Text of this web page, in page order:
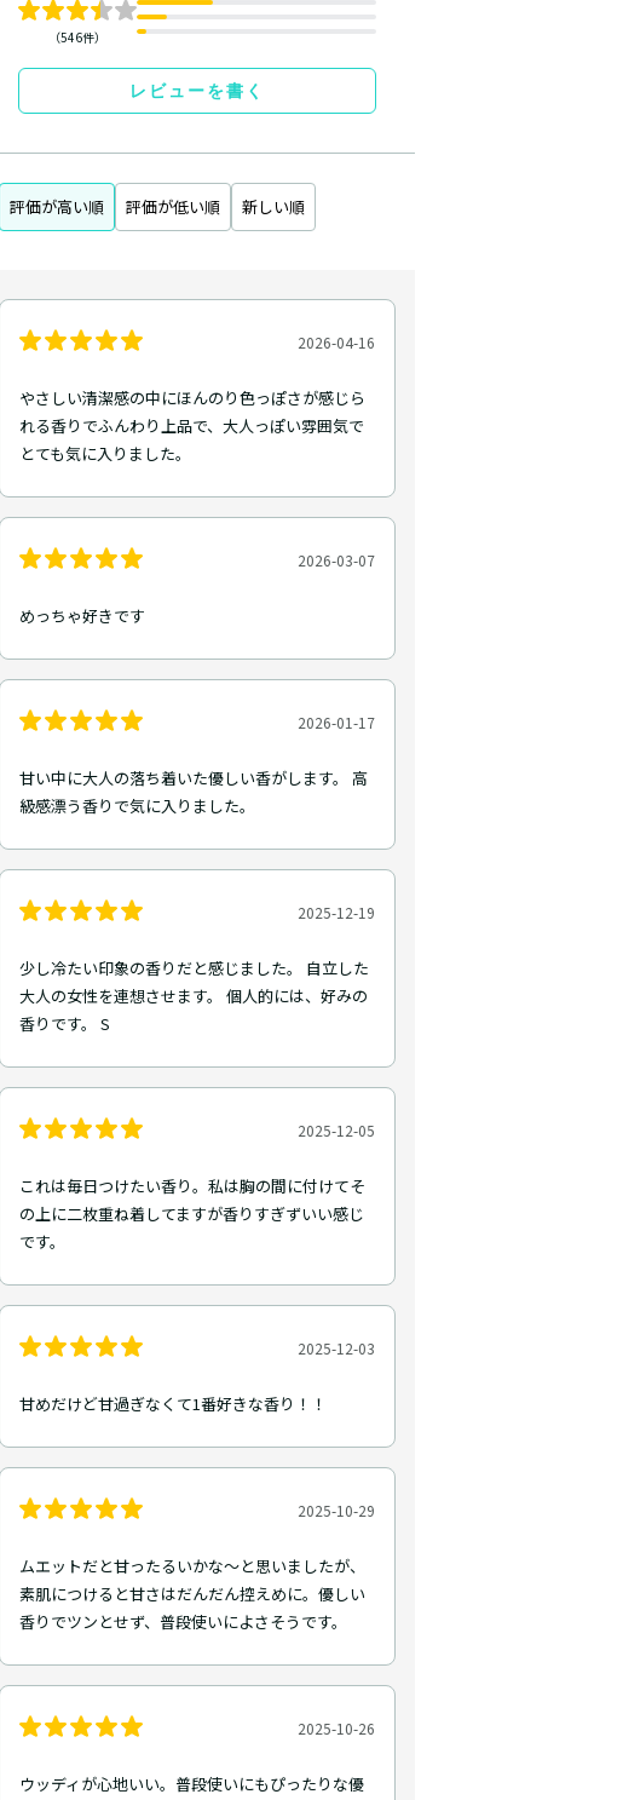
（546件）
レビューを書く
評価が高い順 評価が低い順 新しい順
2026-04-16
やさしい清潔感の中にほんのり色っぽさが感じら
れる香りでふんわり上品で、大人っぽい雰囲気で
とても気に入りました。
2026-03-07
めっちゃ好きです
2026-01-17
甘い中に大人の落ち着いた優しい香がします。 高
級感漂う香りで気に入りました。
2025-12-19
少し冷たい印象の香りだと感じました。 自立した
大人の女性を連想させます。 個人的には、好みの
香りです。 S
2025-12-05
これは毎日つけたい香り。私は胸の間に付けてそ
の上に二枚重ね着してますが香りすぎずいい感じ
です。
2025-12-03
甘めだけど甘過ぎなくて1番好きな香り！！
2025-10-29
ムエットだと甘ったるいかな〜と思いましたが、
素肌につけると甘さはだんだん控えめに。優しい
香りでツンとせず、普段使いによさそうです。
2025-10-26
ウッディが心地いい。普段使いにもぴったりな優